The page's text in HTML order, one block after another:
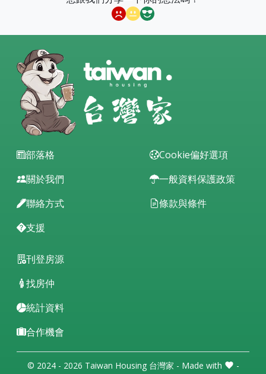
部落格
關於我們
聯絡方式
支援
Cookie偏好選項
一般資料保護政策
條款與條件
刊登房源
找房仲
統計資料
合作機會
© 2024 - 2026 Taiwan Housing 台灣家 - Made with
-